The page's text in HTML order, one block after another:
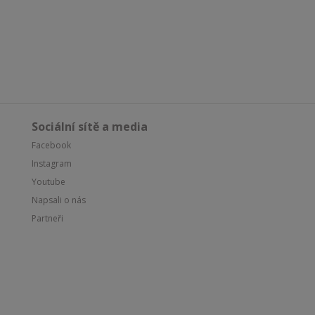
Sociální sítě a media
Facebook
Instagram
Youtube
Napsali o nás
Partneři